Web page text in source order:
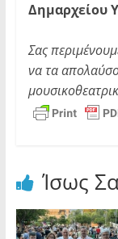
Δημαρχείου
Σας
να τα
Ίσως